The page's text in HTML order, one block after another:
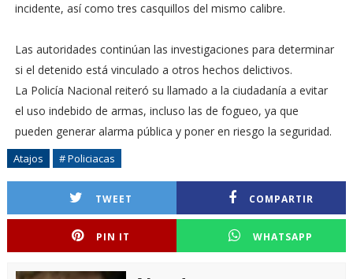
incidente, así como tres casquillos del mismo calibre.
Las autoridades continúan las investigaciones para determinar
si el detenido está vinculado a otros hechos delictivos.
La Policía Nacional reiteró su llamado a la ciudadanía a evitar
el uso indebido de armas, incluso las de fogueo, ya que
pueden generar alarma pública y poner en riesgo la seguridad.
Atajos # Policiacas
TWEET COMPARTIR
PIN IT WHATSAPP